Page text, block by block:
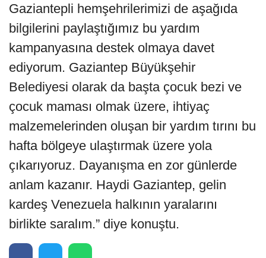
Gaziantepli hemşehrilerimizi de aşağıda
bilgilerini paylaştığımız bu yardım
kampanyasına destek olmaya davet
ediyorum. Gaziantep Büyükşehir
Belediyesi olarak da başta çocuk bezi ve
çocuk maması olmak üzere, ihtiyaç
malzemelerinden oluşan bir yardım tırını bu
hafta bölgeye ulaştırmak üzere yola
çıkarıyoruz. Dayanışma en zor günlerde
anlam kazanır. Haydi Gaziantep, gelin
kardeş Venezuela halkının yaralarını
birlikte saralım.” diye konuştu.